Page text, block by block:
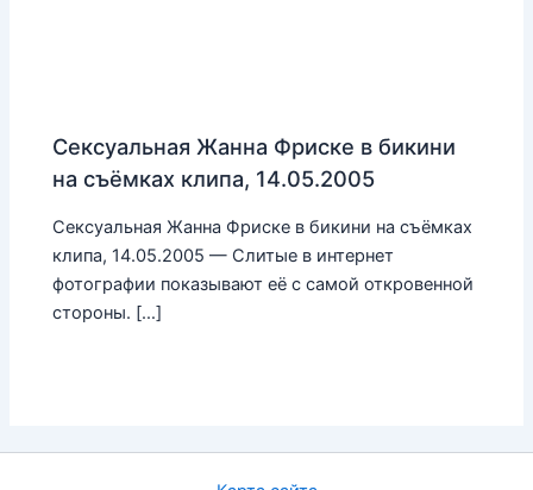
Сексуальная Жанна Фриске в бикини
на съёмках клипа, 14.05.2005
Сексуальная Жанна Фриске в бикини на съёмках
клипа, 14.05.2005 — Слитые в интернет
фотографии показывают её с самой откровенной
стороны. […]